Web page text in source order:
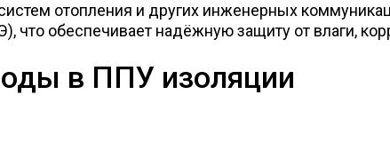
отопления и других инженерных
что обеспечивает надёжную защиту от влаги,
в ППУ изоляции